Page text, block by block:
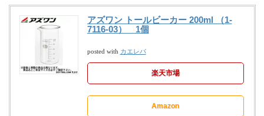
アズワン トールビーカー 200ml （1-
7116-03） 1個
posted with カエレバ
楽天市場
Amazon